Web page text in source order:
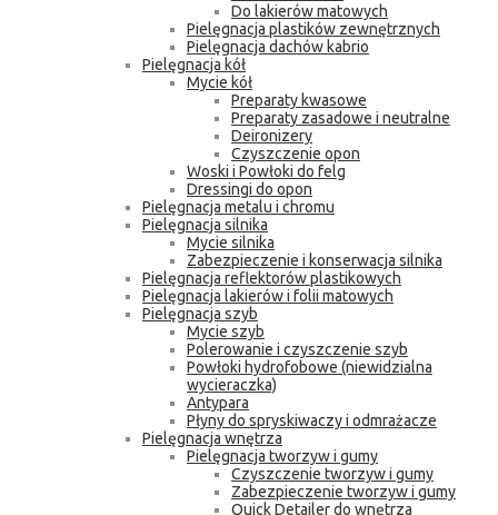
Do lakierów matowych
Pielęgnacja plastików zewnętrznych
Pielęgnacja dachów kabrio
Pielęgnacja kół
Mycie kół
Preparaty kwasowe
Preparaty zasadowe i neutralne
Deironizery
Czyszczenie opon
Woski i Powłoki do felg
Dressingi do opon
Pielęgnacja metalu i chromu
Pielęgnacja silnika
Mycie silnika
Zabezpieczenie i konserwacja silnika
Pielęgnacja reflektorów plastikowych
Pielęgnacja lakierów i folii matowych
Pielęgnacja szyb
Mycie szyb
Polerowanie i czyszczenie szyb
Powłoki hydrofobowe (niewidzialna
wycieraczka)
Antypara
Płyny do spryskiwaczy i odmrażacze
Pielęgnacja wnętrza
Pielęgnacja tworzyw i gumy
Czyszczenie tworzyw i gumy
Zabezpieczenie tworzyw i gumy
Quick Detailer do wnętrza